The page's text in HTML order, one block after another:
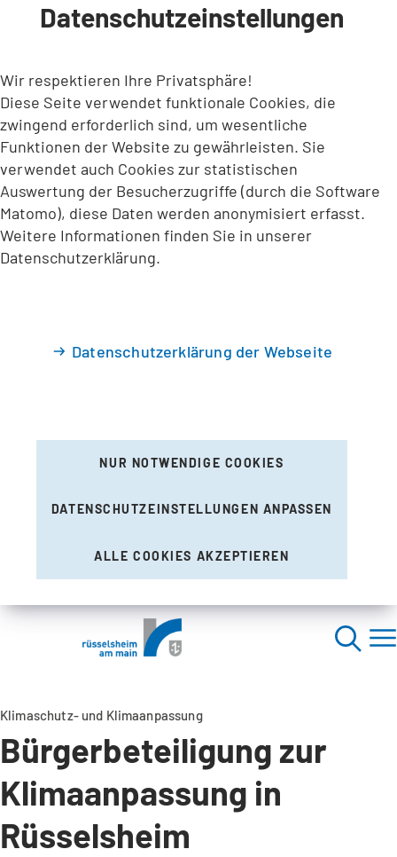
INHALT ANSPRINGEN
Datenschutzeinstellungen
Wir respektieren Ihre Privatsphäre!
Diese Seite verwendet funktionale Cookies, die
zwingend erforderlich sind, um wesentliche
Funktionen der Website zu gewährleisten. Sie
verwendet auch Cookies zur statistischen
Auswertung der Besucherzugriffe (durch die Software
Matomo), diese Daten werden anonymisiert erfasst.
Weitere Informationen finden Sie in unserer
Datenschutzerklärung.
Datenschutzerklärung der Webseite
NUR NOTWENDIGE COOKIES
DATENSCHUTZEINSTELLUNGEN ANPASSEN
ALLE COOKIES AKZEPTIEREN
Klimaschutz- und Klimaanpassung
Bürgerbeteiligung zur
Klimaanpassung in
Rüsselsheim